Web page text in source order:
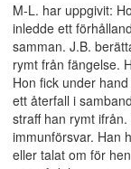
M-L. har uppgivit:
inledde ett
samman. J.B.
rymt från fängelse.
Hon fick under
ett återfall i
straff han rymt
immunförsvar. Han
eller talat om för